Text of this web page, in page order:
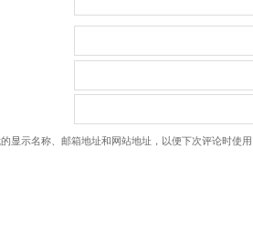
显示名称、邮箱地址和网站地址，以便下次评论时使用